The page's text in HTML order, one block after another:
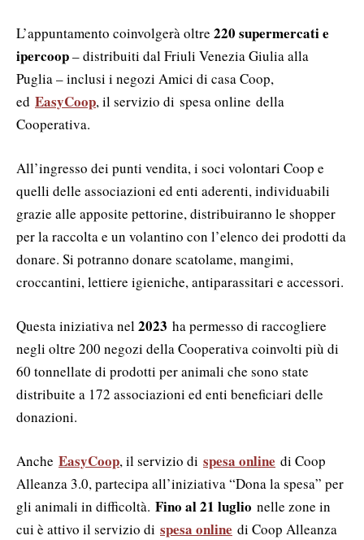
L’appuntamento coinvolgerà oltre 220 supermercati e
ipercoop– distribuiti dal Friuli Venezia Giulia alla
Puglia – inclusi i negozi Amici di casa Coop,
ed EasyCoop, il servizio di spesa online della
Cooperativa.
All’ingresso dei punti vendita, i soci volontari Coop e
quelli delle associazioni ed enti aderenti, individuabili
grazie alle apposite pettorine, distribuiranno le shopper
per la raccolta e un volantino con l’elenco dei prodotti da
donare. Si potranno donare scatolame, mangimi,
croccantini, lettiere igieniche, antiparassitari e accessori.
Questa iniziativa nel2023 ha permesso di raccogliere
negli oltre 200 negozi della Cooperativa coinvolti più di
60 tonnellate di prodotti per animali che sono state
distribuite a 172 associazioni ed enti beneficiari delle
donazioni.
Anche EasyCoop, il servizio di spesa online di Coop
Alleanza 3.0, partecipa all’iniziativa “Dona la spesa” per
gli animali in difficoltà. Fino al 21 luglio nelle zone in
cui è attivo il servizio di spesa online di Coop Alleanza